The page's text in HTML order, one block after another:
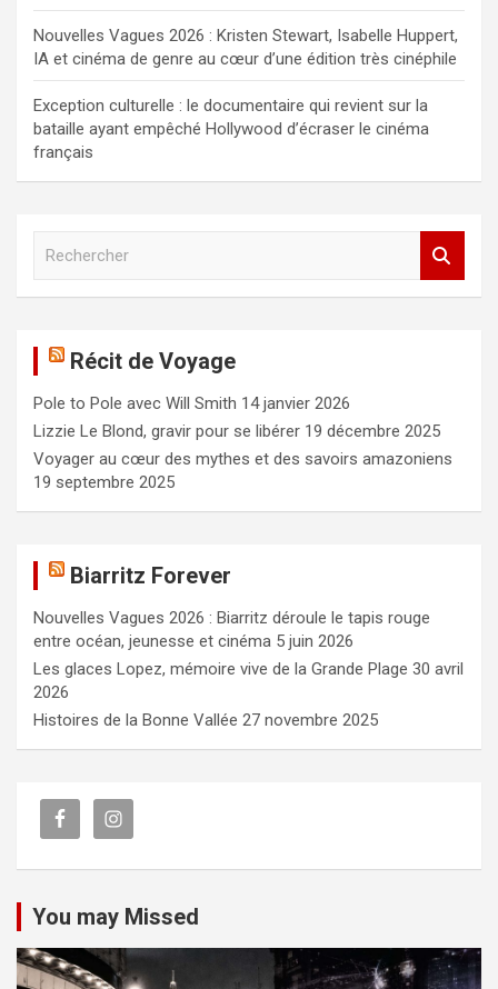
Nouvelles Vagues 2026 : Kristen Stewart, Isabelle Huppert,
IA et cinéma de genre au cœur d’une édition très cinéphile
Exception culturelle : le documentaire qui revient sur la
bataille ayant empêché Hollywood d’écraser le cinéma
français
c
h
e
r
Récit de Voyage
Pole to Pole avec Will Smith 14 janvier 2026
Lizzie Le Blond, gravir pour se libérer 19 décembre 2025
Voyager au cœur des mythes et des savoirs amazoniens
19 septembre 2025
Biarritz Forever
Nouvelles Vagues 2026 : Biarritz déroule le tapis rouge
entre océan, jeunesse et cinéma 5 juin 2026
Les glaces Lopez, mémoire vive de la Grande Plage 30 avril
2026
Histoires de la Bonne Vallée 27 novembre 2025
You may Missed